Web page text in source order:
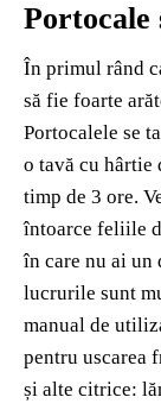
Portocale
În primul rând
să fie foarte
Portocalele se
o tavă cu hârtie
timp de 3 ore.
întoarce feliile
în care nu ai un
lucrurile sunt
manual de
pentru uscarea
și alte citrice: